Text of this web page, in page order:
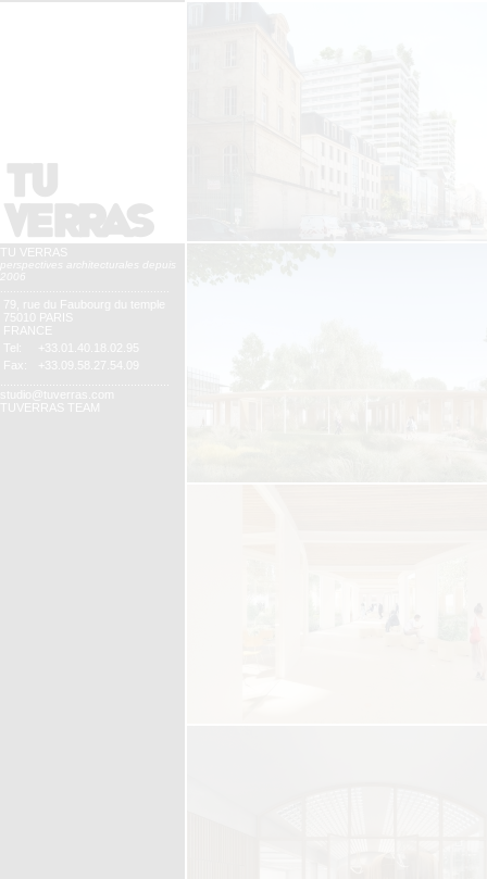
TU VERRAS
perspectives architecturales depuis
79, rue du Faubourg du temple
75010 PARIS
FRANCE
Tel:
+33.01.40.18.02.95
Fax:
+33.09.58.27.54.09
studio@tuverras.com
TUVERRAS TEAM